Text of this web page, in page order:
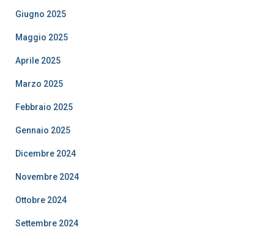
Giugno 2025
Maggio 2025
Aprile 2025
Marzo 2025
Febbraio 2025
Gennaio 2025
Dicembre 2024
Novembre 2024
Ottobre 2024
Settembre 2024